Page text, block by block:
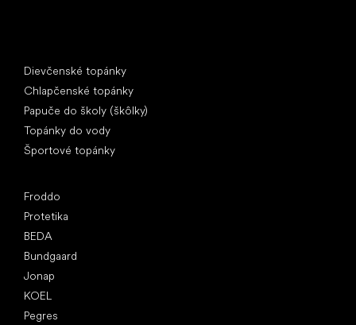
Dievčenské topánky
Chlapčenské topánky
Papuče do školy (škôlky)
Topánky do vody
Športové topánky
Froddo
Protetika
BEDA
Bundgaard
Jonap
KOEL
Pegres